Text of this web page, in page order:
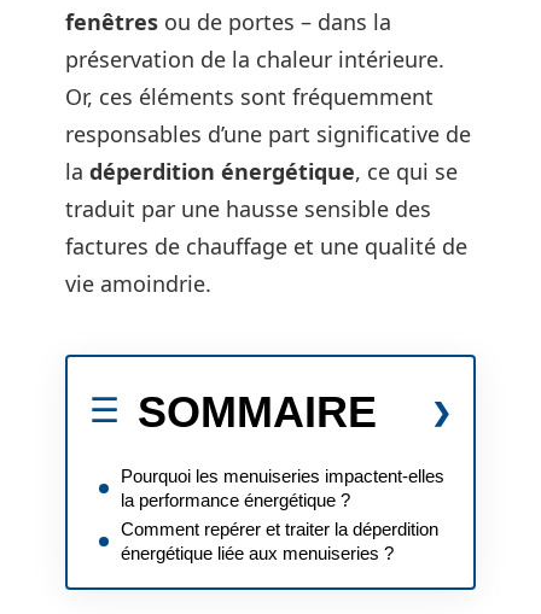
fenêtres ou de portes – dans la
préservation de la chaleur intérieure.
Or, ces éléments sont fréquemment
responsables d’une part significative de
la déperdition énergétique, ce qui se
traduit par une hausse sensible des
factures de chauffage et une qualité de
vie amoindrie.
SOMMAIRE
Pourquoi les menuiseries impactent-elles
la performance énergétique ?
Comment repérer et traiter la déperdition
énergétique liée aux menuiseries ?